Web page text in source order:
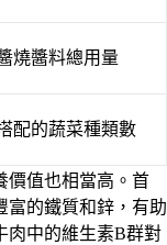
燒醬料總用量
配的蔬菜種類數
價值也相當高。首
富的鐵質和鋅，有助
肉中的維生素B群對